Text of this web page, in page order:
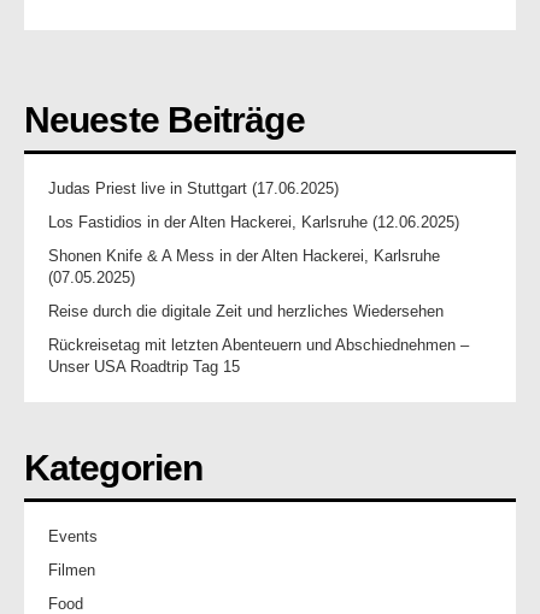
Neueste Beiträge
Judas Priest live in Stuttgart (17.06.2025)
Los Fastidios in der Alten Hackerei, Karlsruhe (12.06.2025)
Shonen Knife & A Mess in der Alten Hackerei, Karlsruhe
(07.05.2025)
Reise durch die digitale Zeit und herzliches Wiedersehen
Rückreisetag mit letzten Abenteuern und Abschiednehmen –
Unser USA Roadtrip Tag 15
Kategorien
Events
Filmen
Food